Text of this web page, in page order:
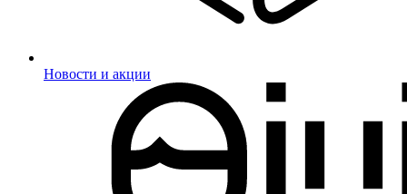
Новости и акции